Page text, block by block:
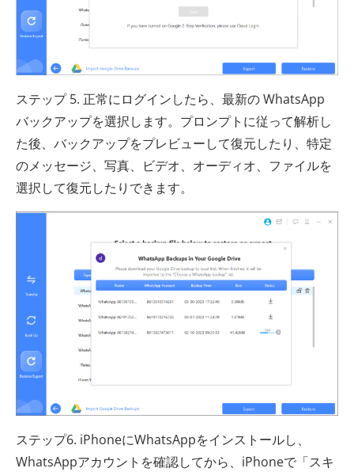
ステップ 5. 正常にログインしたら、最新の WhatsApp
バックアップを選択します。プロンプトに従って解析し
た後、バックアップをプレビューして復元したり、特定
のメッセージ、写真、ビデオ、オーディオ、ファイルを
選択して復元したりできます。
ステップ6. iPhoneにWhatsAppをインストールし、
WhatsAppアカウントを確認してから、iPhoneで「スキ